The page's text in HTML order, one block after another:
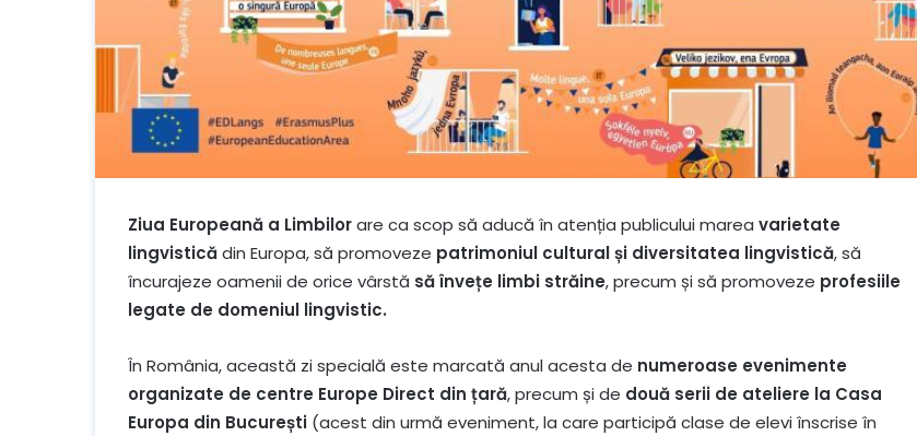
Ziua Europeană a Limbilorare ca scop să aducă în atenția publicului marea varietate
lingvisticădin Europa, să promoveze patrimoniul cultural și diversitatea lingvistică, să
încurajeze oamenii de orice vârstă să învețe limbi străine, precum și să promoveze profesiile
legate de domeniul lingvistic.
În România, această zi specială este marcată anul acesta de numeroase evenimente
organizate de centre Europe Direct din țară, precum și de două serii de ateliere la Casa
Europa din București (acest din urmă eveniment, la care participă clase de elevi înscrise în